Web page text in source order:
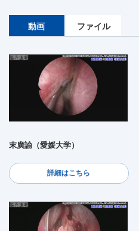
動画 ファイル
末廣諭（愛媛大学）
詳細はこちら